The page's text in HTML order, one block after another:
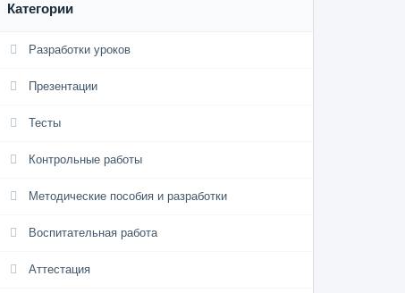
Категории
Разработки уроков
Презентации
Тесты
Контрольные работы
Методические пособия и разработки
Воспитательная работа
Аттестация